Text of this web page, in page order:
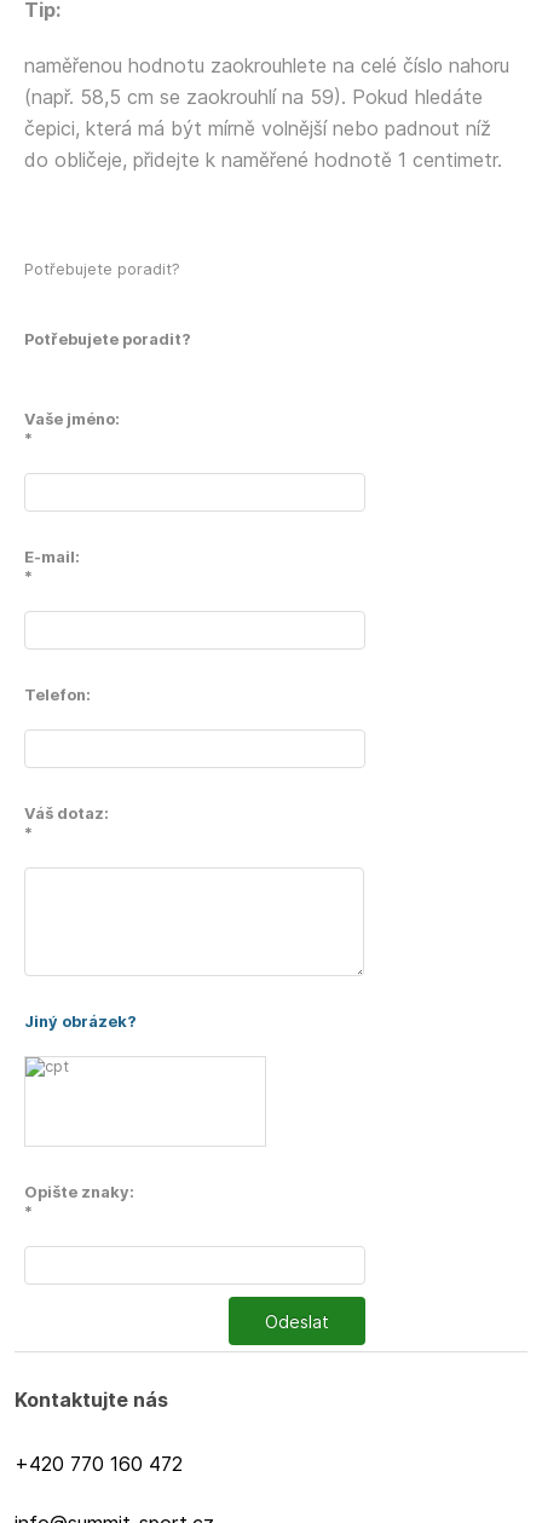
Tip:
naměřenou hodnotu zaokrouhlete na celé číslo nahoru
(např. 58,5 cm se zaokrouhlí na 59). Pokud hledáte
čepici, která má být mírně volnější nebo padnout níž
do obličeje, přidejte k naměřené hodnotě 1 centimetr.
Potřebujete poradit?
Potřebujete poradit?
Vaše jméno:
*
E-mail:
*
Telefon:
Váš dotaz:
*
Jiný obrázek?
Opište znaky:
*
Odeslat
Kontaktujte nás
+420 770 160 472